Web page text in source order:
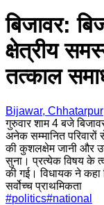
बिजावर:
क्षेत्रीय
तत्काल
Bijawar, Chhatarpur
गुरुवार शाम 4 बजे
अनेक सम्मानित
की कुशलक्षेम जानी और
सुना। प्रत्येक विषय के
की गई। विधायक ने
सर्वोच्च प्राथमिकता
#politics#national